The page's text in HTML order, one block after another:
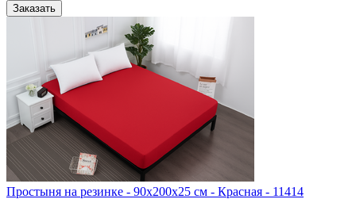
Заказать
Простыня на резинке - 90x200x25 cм - Красная - 11414